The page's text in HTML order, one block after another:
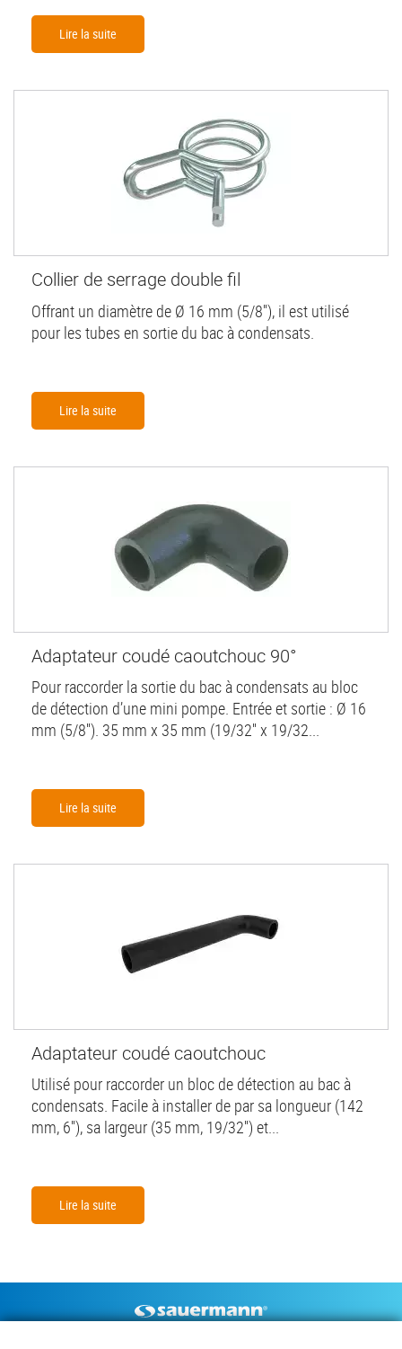
Lire la suite
Collier de serrage double fil
Offrant un diamètre de Ø 16 mm (5/8''), il est utilisé
pour les tubes en sortie du bac à condensats.
Lire la suite
Adaptateur coudé caoutchouc 90°
Pour raccorder la sortie du bac à condensats au bloc
de détection d’une mini pompe. Entrée et sortie : Ø 16
mm (5/8''). 35 mm x 35 mm (19/32'' x 19/32...
Lire la suite
Adaptateur coudé caoutchouc
Utilisé pour raccorder un bloc de détection au bac à
condensats. Facile à installer de par sa longueur (142
mm, 6''), sa largeur (35 mm, 19/32'') et...
Lire la suite